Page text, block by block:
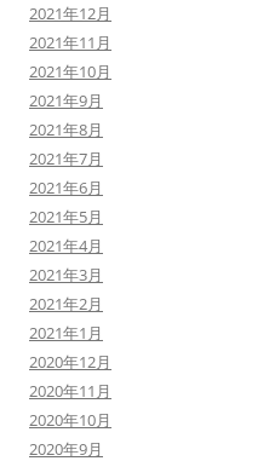
2021年12月
2021年11月
2021年10月
2021年9月
2021年8月
2021年7月
2021年6月
2021年5月
2021年4月
2021年3月
2021年2月
2021年1月
2020年12月
2020年11月
2020年10月
2020年9月